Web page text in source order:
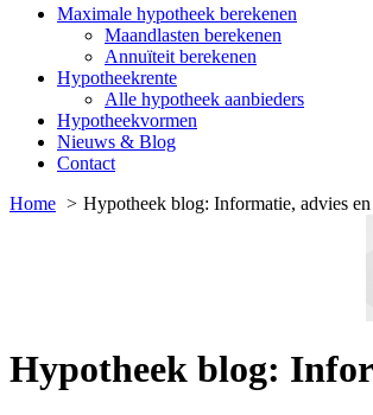
Maximale hypotheek berekenen
Maandlasten berekenen
Annuïteit berekenen
Hypotheekrente
Alle hypotheek aanbieders
Hypotheekvormen
Nieuws & Blog
Contact
Home
Hypotheek blog: Informatie, advies
Hypotheek blog: